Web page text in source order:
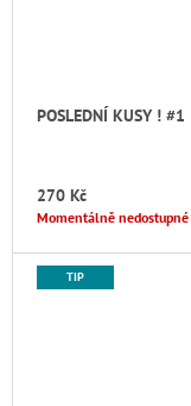
POSLEDNÍ KUSY ! #1
270 Kč
Momentálně nedostupné
TIP